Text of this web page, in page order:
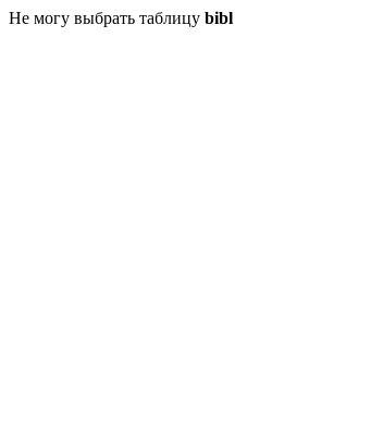
Не могу выбрать таблицу bibl